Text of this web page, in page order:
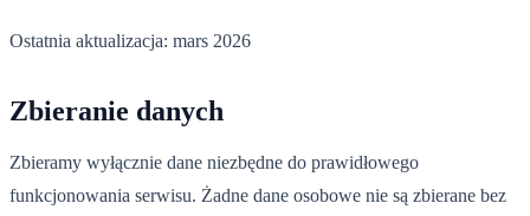
Ostatnia aktualizacja: mars 2026
Zbieranie danych
Zbieramy wyłącznie dane niezbędne do prawidłowego
funkcjonowania serwisu. Żadne dane osobowe nie są zbierane bez